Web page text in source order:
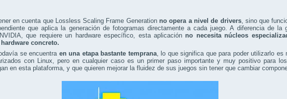
en cuenta que Lossless Scaling Frame Generation no opera a nivel de drivers, sino que
que aplica la generación de fotogramas directamente a cada juego. A diferencia de la
que requiere un hardware específico, esta aplicación no necesita núcleos
concreto.
se encuentra en una etapa bastante temprana, lo que significa que para poder utilizarlo es
con Linux, pero en cualquier caso es un primer paso importante y muy positivo para
en esta plataforma, y que quieren mejorar la fluidez de sus juegos sin tener que cambiar